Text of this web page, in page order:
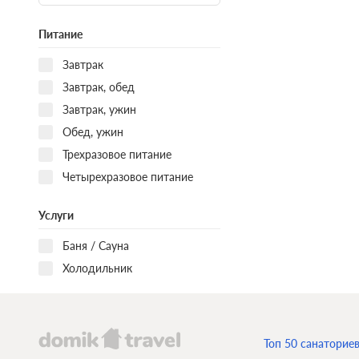
Питание
Завтрак
Завтрак, обед
Завтрак, ужин
Обед, ужин
Трехразовое питание
Четырехразовое питание
Услуги
Баня / Сауна
Холодильник
Топ 50 санаториев